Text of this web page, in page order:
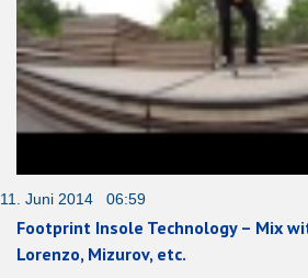
11. Juni 2014 06:59
Footprint Insole Technology – Mix
Lorenzo, Mizurov, etc.